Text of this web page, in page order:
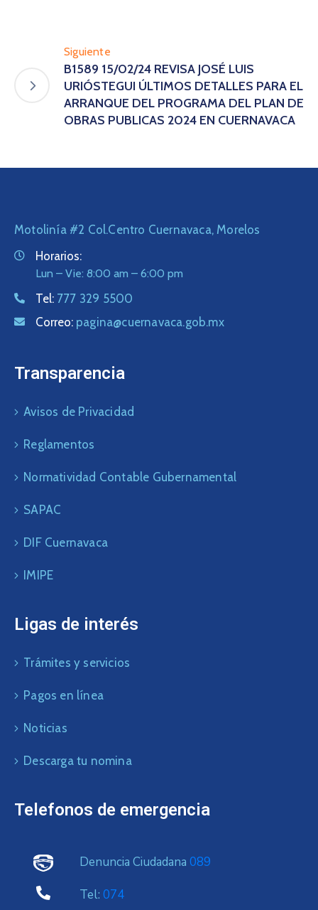
Siguiente
B1589 15/02/24 REVISA JOSÉ LUIS
URIÓSTEGUI ÚLTIMOS DETALLES PARA EL
ARRANQUE DEL PROGRAMA DEL PLAN DE
OBRAS PUBLICAS 2024 EN CUERNAVACA
Motolinía #2 Col.Centro Cuernavaca, Morelos
Horarios:
Lun – Vie: 8:00 am – 6:00 pm
Tel: 777 329 5500
Correo: pagina@cuernavaca.gob.mx
Transparencia
Avisos de Privacidad
Reglamentos
Normatividad Contable Gubernamental
SAPAC
DIF Cuernavaca
IMIPE
Ligas de interés
Trámites y servicios
Pagos en línea
Noticias
Descarga tu nomina
Telefonos de emergencia
Denuncia Ciudadana 089
Tel: 074